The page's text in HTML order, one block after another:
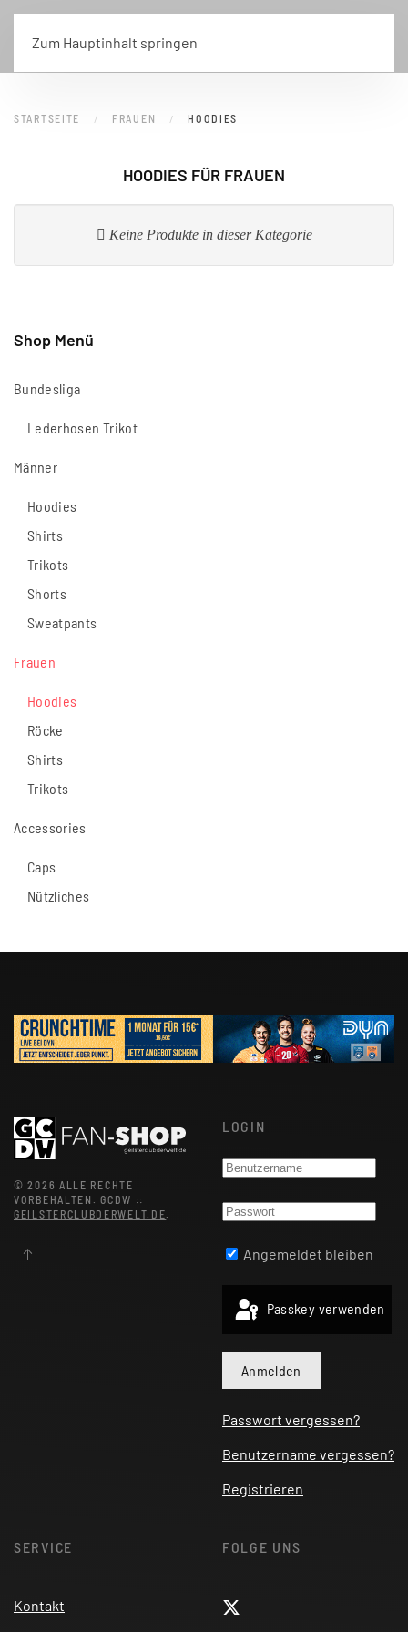
Zum Hauptinhalt springen
STARTSEITE FRAUEN HOODIES
HOODIES FÜR FRAUEN
Keine Produkte in dieser Kategorie
Shop Menü
Bundesliga
Lederhosen Trikot
Männer
Hoodies
Shirts
Trikots
Shorts
Sweatpants
Frauen
Hoodies
Röcke
Shirts
Trikots
Accessories
Caps
Nützliches
©2026 ALLE RECHTE
VORBEHALTEN.GCDW ::
GEILSTERCLUBDERWELT.DE
LOGIN
Angemeldet bleiben
Passkey verwenden
Anmelden
Passwort vergessen?
Benutzername vergessen?
Registrieren
SERVICE
Kontakt
FOLGE UNS